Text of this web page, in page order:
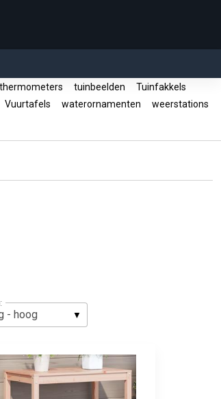
thermometers tuinbeelden
Tuinfakkels
Vuurtafels waterornamenten
weerstations